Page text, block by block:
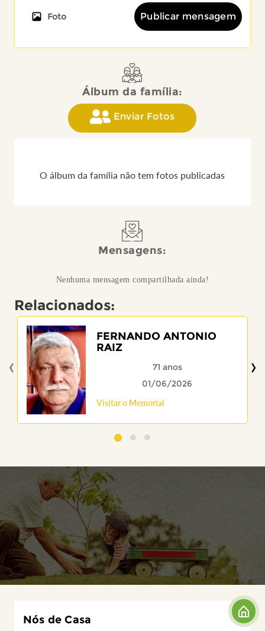
Foto Publicar mensagem
Álbum da família:
Enviar Fotos
O álbum da família não tem fotos publicadas
Mensagens:
Nenhuma mensagem compartilhada ainda!
Relacionados:
FERNANDO ANTONIO
RAIZ
71 anos
01/06/2026
Visitar o Memorial
‹ ›
Nós de Casa